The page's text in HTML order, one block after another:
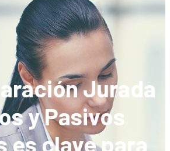
Jurada
y Pasivos
es clave para